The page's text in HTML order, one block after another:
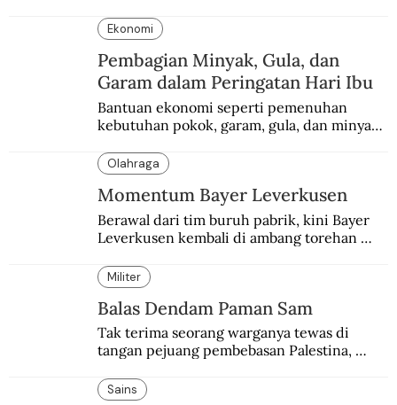
Ekonomi
Pembagian Minyak, Gula, dan
Garam dalam Peringatan Hari Ibu
Bantuan ekonomi seperti pemenuhan
kebutuhan pokok, garam, gula, dan minyak
peringatan Hari Ibu.
Olahraga
Momentum Bayer Leverkusen
Berawal dari tim buruh pabrik, kini Bayer
Leverkusen kembali di ambang torehan
“Neverkusen”.
Militer
Balas Dendam Paman Sam
Tak terima seorang warganya tewas di
tangan pejuang pembebasan Palestina,
pembalasan.
Sains